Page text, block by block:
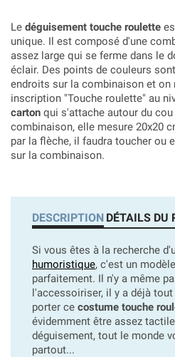
Le déguisement touche roulette
unique. Il est composé d'une
assez large qui se ferme dans le
éclair. Des points de couleurs
endroits sur la combinaison et on
inscription "Touche roulette" au
carton qui s'attache autour du
combinaison, elle mesure 20x20
par la flèche, il faudra toucher ou
sur la combinaison.
DESCRIPTION DÉTAILS DU
Si vous êtes à la recherche
humoristique, c'est un
parfaitement. Il n'y a même
l'accessoiriser, il y a déjà
porter ce costume touche
évidemment être assez
déguisement, tout le monde
partout...